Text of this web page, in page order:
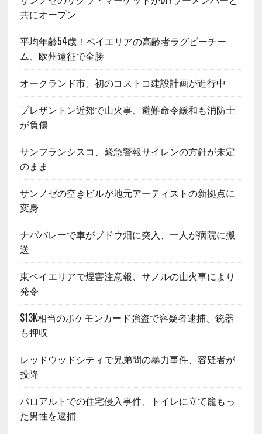
共にオープン
平均年齢54歳！ベイエリアの高齢者ラグビーチー
ム、欧州遠征で全勝
オークランド市、初のコストコ建設計画が進行中
プレザントン近郊で山火事、避難命令緩和も消防士
が負傷
サンフランシスコ、緊急警報サイレンの方針が未定
のまま
サンノゼの空きビルが地元アーティストの新拠点に
変身
ナパバレーで車がブドウ畑に突入、一人が病院に搬
送
東ベイエリアで煙害注意報、サノルの山火事により
発令
$13K相当のポケモンカード強盗で容疑者逮捕、銃器
も押収
レッドウッドシティで兄弟間の暴力事件、容疑者が
投降
パロアルトでの住宅侵入事件、トイレに立て籠もっ
た男性を逮捕